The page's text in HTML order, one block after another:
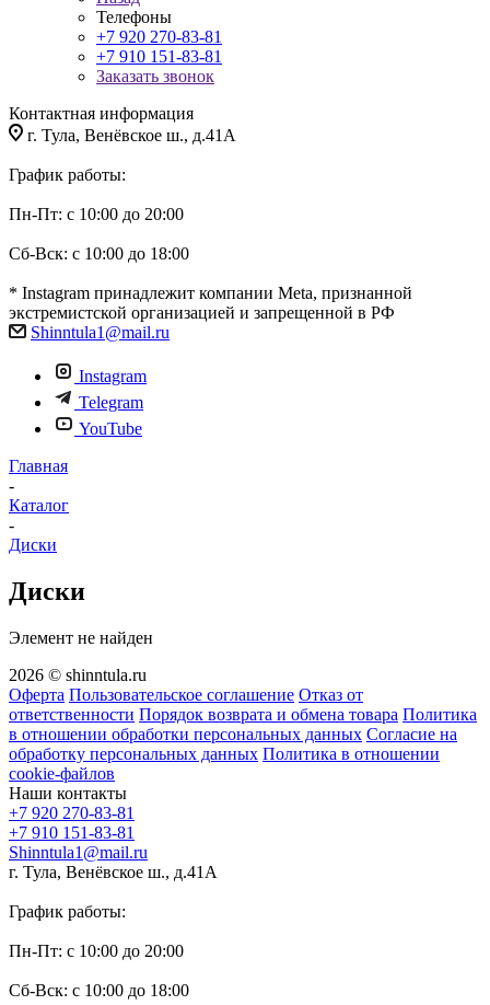
Телефоны
+7 920 270-83-81
+7 910 151-83-81
Заказать звонок
Контактная информация
г. Тула, Венёвское ш., д.41А
График работы:
Пн-Пт: с 10:00 до 20:00
Сб-Вск: с 10:00 до 18:00
* Instagram принадлежит компании Meta, признанной
экстремистской организацией и запрещенной в РФ
Shinntula1@mail.ru
Instagram
Telegram
YouTube
Главная
-
Каталог
-
Диски
Диски
Элемент не найден
2026 © shinntula.ru
Оферта Пользовательское соглашение Отказ от
ответственности Порядок возврата и обмена товара Политика
в отношении обработки персональных данных Согласие на
обработку персональных данных Политика в отношении
cookie-файлов
Наши контакты
+7 920 270-83-81
+7 910 151-83-81
Shinntula1@mail.ru
г. Тула, Венёвское ш., д.41А
График работы:
Пн-Пт: с 10:00 до 20:00
Сб-Вск: с 10:00 до 18:00